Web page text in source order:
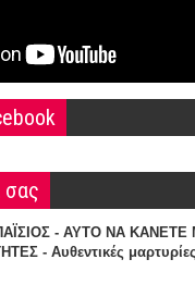
σας
- ΑΥΤΟ ΝΑ ΚΑΝΕΤΕ
- Αυθεντικές